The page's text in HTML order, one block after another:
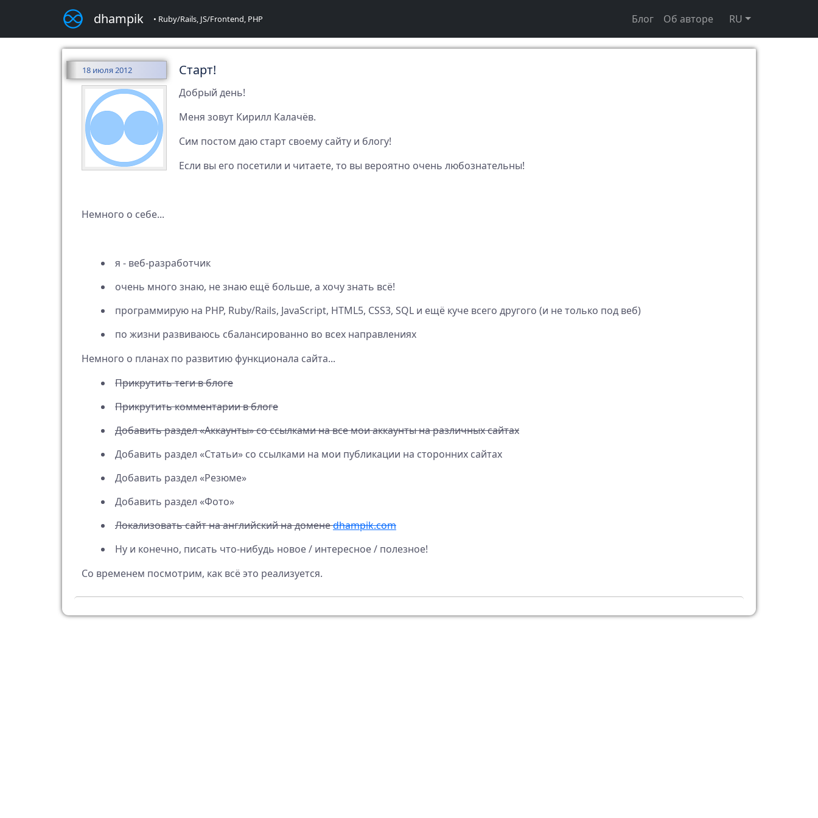
dhampik • Ruby/Rails, JS/Frontend, PHP Блог Об авторе RU
18 июля 2012 Старт!
Добрый день!
Меня зовут Кирилл Калачёв.
Сим постом даю старт своему сайту и блогу!
Если вы его посетили и читаете, то вы вероятно очень любознательны!
Немного о себе...
я - веб-разработчик
очень много знаю, не знаю ещё больше, а хочу знать всё!
программирую на PHP, Ruby/Rails, JavaScript, HTML5, CSS3, SQL и ещё куче всего другого (и не только под веб)
по жизни развиваюсь сбалансированно во всех направлениях
Немного о планах по развитию функционала сайта...
Прикрутить теги в блоге
Прикрутить комментарии в блоге
Добавить раздел «Аккаунты» со ссылками на все мои аккаунты на различных сайтах
Добавить раздел «Статьи» со ссылками на мои публикации на сторонних сайтах
Добавить раздел «Резюме»
Добавить раздел «Фото»
Локализовать сайт на английский на доменеdhampik.com
Ну и конечно, писать что-нибудь новое / интересное / полезное!
Со временем посмотрим, как всё это реализуется.